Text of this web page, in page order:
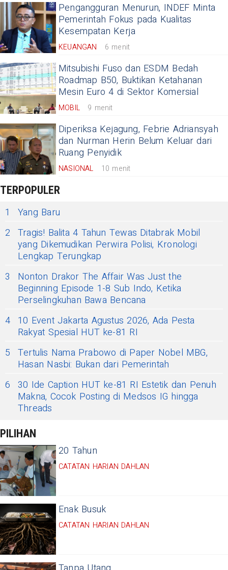
Pengangguran Menurun, INDEF Minta
Pemerintah Fokus pada Kualitas
Kesempatan Kerja
KEUANGAN 6 menit
Mitsubishi Fuso dan ESDM Bedah
Roadmap B50, Buktikan Ketahanan
Mesin Euro 4 di Sektor Komersial
MOBIL 9 menit
Diperiksa Kejagung, Febrie Adriansyah
dan Nurman Herin Belum Keluar dari
Ruang Penyidik
NASIONAL 10 menit
TERPOPULER
1
Yang Baru
2 Tragis! Balita 4 Tahun Tewas Ditabrak Mobil
yang Dikemudikan Perwira Polisi, Kronologi
Lengkap Terungkap
3
Nonton Drakor The Affair Was Just the
Beginning Episode 1-8 Sub Indo, Ketika
Perselingkuhan Bawa Bencana
4 10 Event Jakarta Agustus 2026, Ada Pesta
Rakyat Spesial HUT ke-81 RI
5 Tertulis Nama Prabowo di Paper Nobel MBG,
Hasan Nasbi: Bukan dari Pemerintah
6
30 Ide Caption HUT ke-81 RI Estetik dan Penuh
Makna, Cocok Posting di Medsos IG hingga
Threads
PILIHAN
20 Tahun
CATATAN HARIAN DAHLAN
Enak Busuk
CATATAN HARIAN DAHLAN